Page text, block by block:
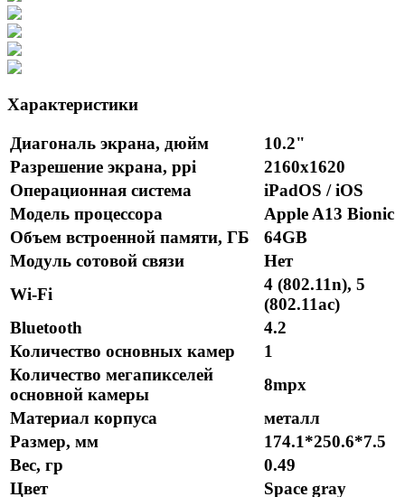
Характеристики
Диагональ экрана, дюйм
10.2"
Разрешение экрана, ppi
2160x1620
Операционная система
iPadOS / iOS
Модель процессора
Apple A13 Bionic
Объем встроенной памяти, ГБ
64GB
Модуль сотовой связи
Нет
Wi-Fi
4 (802.11n), 5
(802.11ac)
Bluetooth
4.2
Количество основных камер
1
Количество мегапикселей
основной камеры
8mpx
Материал корпуса
металл
Размер, мм
174.1*250.6*7.5
Вес, гр
0.49
Цвет
Space gray